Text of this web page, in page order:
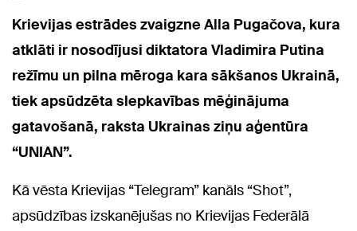
Krievijas estrādes zvaigzne Alla Pugačova, kura
atklāti ir nosodījusi diktatora Vladimira Putina
režīmu un pilna mēroga kara sākšanos Ukrainā,
tiek apsūdzēta slepkavības mēģinājuma
gatavošanā, raksta Ukrainas ziņu aģentūra
“UNIAN”.
Kā vēsta Krievijas “Telegram” kanāls “Shot”,
apsūdzības izskanējušas no Krievijas Federālā